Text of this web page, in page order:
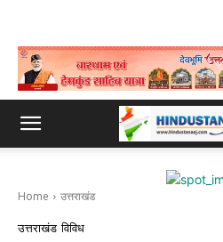
Home उत्तराखंड
उत्तराखंड विविध